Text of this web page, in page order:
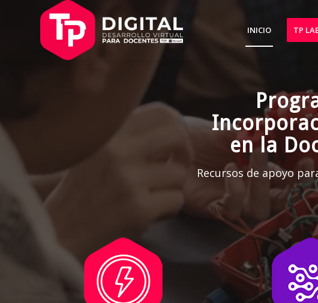
INICIO TP
en la
Recursos de apoyo